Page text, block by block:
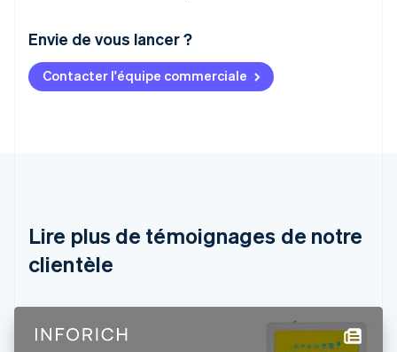
Envie de vous lancer ?
Contacter l'équipe commerciale
Lire plus de témoignages de notre
clientèle
Allemagne
Brésil
PortuguêsEnglish
Bulgarie
Chine continentale